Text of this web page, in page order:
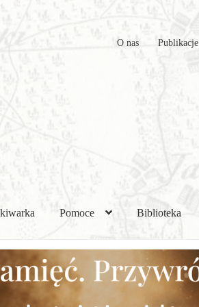
O nas Publikacje
Pomoce Biblioteka